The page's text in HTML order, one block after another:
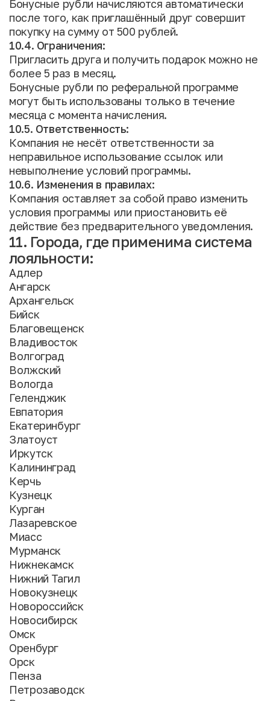
Бонусные рубли начисляются автоматически
после того, как приглашённый друг совершит
покупку на сумму от 500 рублей.
10.4. Ограничения:
Пригласить друга и получить подарок можно не
более 5 раз в месяц.
Бонусные рубли по реферальной программе
могут быть использованы только в течение
месяца с момента начисления.
10.5. Ответственность:
Компания не несёт ответственности за
неправильное использование ссылок или
невыполнение условий программы.
10.6. Изменения в правилах:
Компания оставляет за собой право изменить
условия программы или приостановить её
действие без предварительного уведомления.
11. Города, где применима система
лояльности:
Адлер
Ангарск
Архангельск
Бийск
Благовещенск
Владивосток
Волгоград
Волжский
Вологда
Геленджик
Евпатория
Екатеринбург
Златоуст
Иркутск
Калининград
Керчь
Кузнецк
Курган
Лазаревское
Миасс
Мурманск
Нижнекамск
Нижний Тагил
Новокузнецк
Новороссийск
Новосибирск
Омск
Оренбург
Орск
Пенза
Петрозаводск